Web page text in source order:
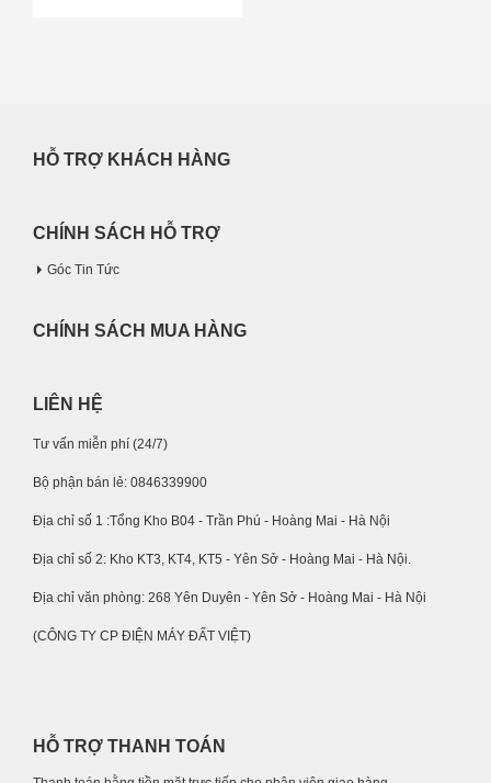
HỖ TRỢ KHÁCH HÀNG
CHÍNH SÁCH HỖ TRỢ
Góc Tin Tức
CHÍNH SÁCH MUA HÀNG
LIÊN HỆ
Tư vấn miễn phí (24/7)
Bộ phận bán lẻ: 0846339900
Địa chỉ số 1 :Tổng Kho B04 - Trần Phú - Hoàng Mai - Hà Nội
Địa chỉ số 2: Kho KT3, KT4, KT5 - Yên Sở - Hoàng Mai - Hà Nội.
Địa chỉ văn phòng: 268 Yên Duyên - Yên Sở - Hoàng Mai - Hà Nội
(CÔNG TY CP ĐIỆN MÁY ĐẤT VIỆT)
HỖ TRỢ THANH TOÁN